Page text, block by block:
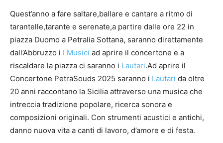
Quest’anno a fare saltare,ballare e cantare a ritmo di
tarantelle,tarante e serenate,a partire dalle ore 22 in
piazza Duomo a Petralia Sottana, saranno direttamente
dall’Abbruzzo i I Musici ad aprire il concertone e a
riscaldare la piazza ci saranno i Lautari.Ad aprire il
Concertone PetraSouds 2025 saranno i Lautari da oltre
20 anni raccontano la Sicilia attraverso una musica che
intreccia tradizione popolare, ricerca sonora e
composizioni originali. Con strumenti acustici e antichi,
danno nuova vita a canti di lavoro, d’amore e di festa.